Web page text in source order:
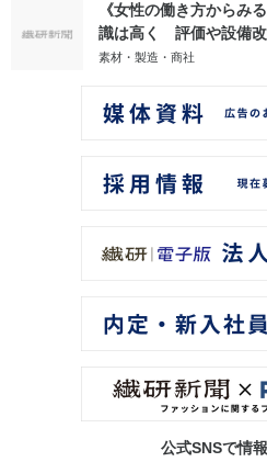
《女性の働き方からみ
識は高く 評価や設備
素材・製造・商社
公式SNSで情